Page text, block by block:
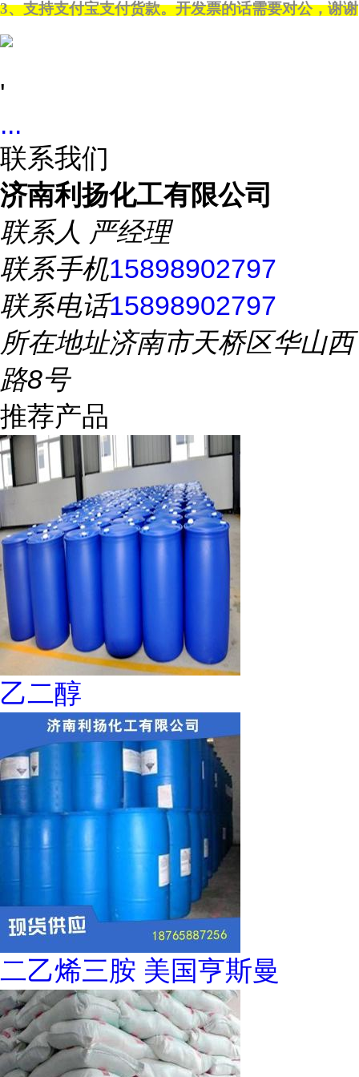
3、支持支付宝支付货款。开发票的话需要对公，谢谢
'
...
联系我们
济南利扬化工有限公司
联系人 严经理
联系手机15898902797
联系电话15898902797
所在地址济南市天桥区华山西
路8号
推荐产品
乙二醇
二乙烯三胺 美国亨斯曼